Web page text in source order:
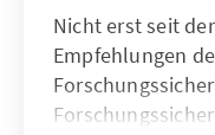
Nicht erst seit
Empfehlungen